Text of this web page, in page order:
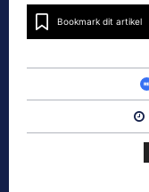
Bookmark dit artikel